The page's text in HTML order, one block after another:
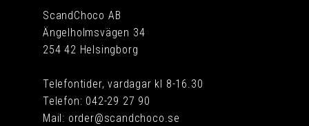
ScandChoco AB
Ängelholmsvägen 34
254 42 Helsingborg
Telefontider, vardagar kl 8-16.30
Telefon: 042-29 27 90
Mail: order@scandchoco.se